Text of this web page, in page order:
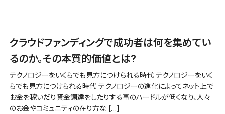
クラウドファンディングで成功者は何を集めてい
るのか。その本質的価値とは?
テクノロジーをいくらでも見方につけられる時代 テクノロジーをいく
らでも見方につけられる時代 テクノロジーの進化によってネット上で
お金を稼いだり資金調達をしたりする事のハードルが低くなり、人々
のお金やコミュニティの在り方な […]